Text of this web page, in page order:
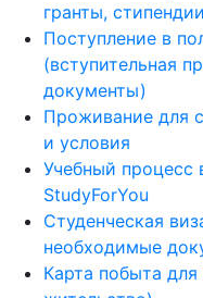
гранты, стипендии
Поступление в
(вступительная
документы)
Проживание для
и условия
Учебный процесс
StudyForYou
Студенческая
необходимые
Карта побыта для